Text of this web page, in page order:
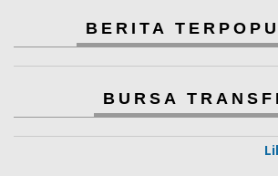
BERITA
BURSA